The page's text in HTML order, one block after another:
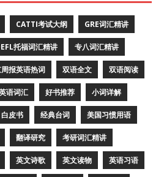
CATTI考试大纲 GRE词汇精讲
托福词汇精讲 专八词汇精讲
报英语热词 双语全文 双语阅读
语词汇 好书推荐 小词详解
白皮书 经典台词 美国习惯用语
翻译研究 考研词汇精讲
英文诗歌 英文读物 英语习语